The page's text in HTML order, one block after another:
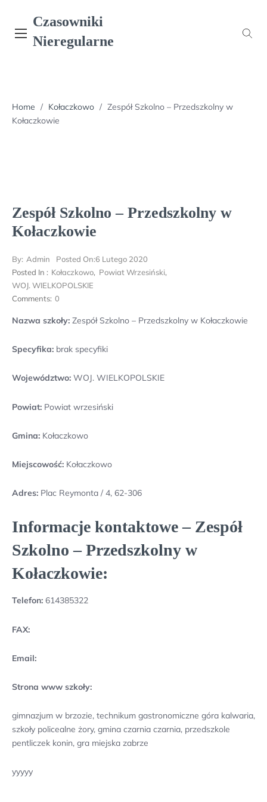
content
Czasowniki
Nieregularne
Home / Kołaczkowo / Zespół Szkolno – Przedszkolny w
Kołaczkowie
Zespół Szkolno – Przedszkolny w
Kołaczkowie
By: Admin Posted On:6 Lutego 2020
Posted In : Kołaczkowo, Powiat Wrzesiński,
WOJ. WIELKOPOLSKIE
Comments: 0
Nazwa szkoły: Zespół Szkolno – Przedszkolny w Kołaczkowie
Specyfika: brak specyfiki
Województwo: WOJ. WIELKOPOLSKIE
Powiat: Powiat wrzesiński
Gmina: Kołaczkowo
Miejscowość: Kołaczkowo
Adres: Plac Reymonta / 4, 62-306
Informacje kontaktowe – Zespół
Szkolno – Przedszkolny w
Kołaczkowie:
Telefon: 614385322
FAX:
Email:
Strona www szkoły:
gimnazjum w brzozie, technikum gastronomiczne góra kalwaria,
szkoły policealne żory, gmina czarnia czarnia, przedszkole
pentliczek konin, gra miejska zabrze
yyyyy